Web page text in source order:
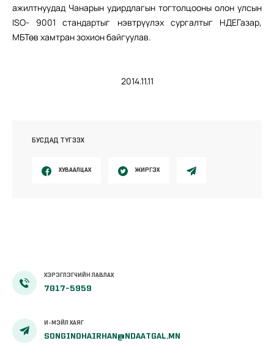
ажилтнуудад Чанарын удирдлагын тогтолцооны олон улсын
ISO- 9001 стандартыг нэвтрүүлэх сургалтыг НДЕГазар,
МБТөв хамтран зохион байгуулав.
2014.11.11
БУСДАД ТҮГЭЭХ
ХУВААЛЦАХ ЖИРГЭХ
ХЭРЭГЛЭГЧИЙН ЛАВЛАХ
7017-5959
И-МЭЙЛ ХАЯГ
SONGINOHAIRHAN@NDAATGAL.MN